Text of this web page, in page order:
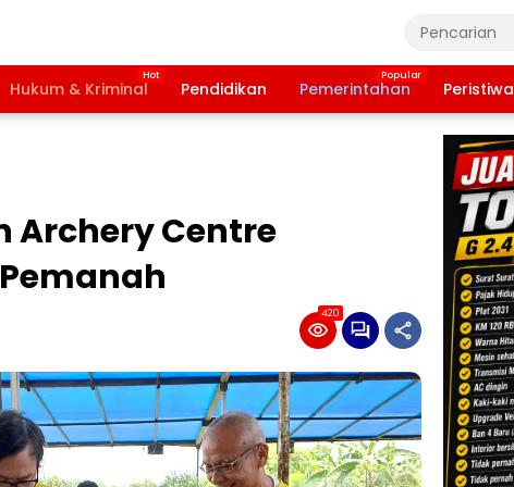
Hukum & Kriminal Pendidikan Pemerintahan Peristiwa
Archery Centre
420